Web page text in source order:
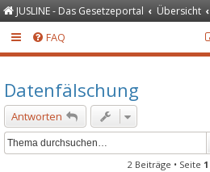
JUSLINE - Das Gesetzeportal Übersicht
FAQ
Datenfälschung
Antworten
2 Beiträge • Seite 1